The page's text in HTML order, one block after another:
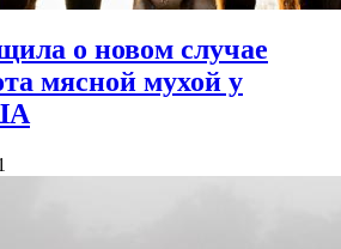
о новом случае
мясной мухой у